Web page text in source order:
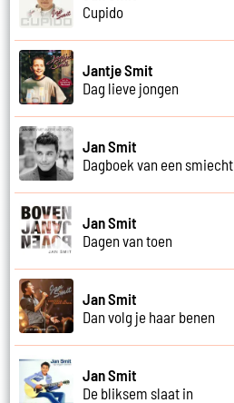
Cupido
Jantje Smit
Dag lieve jongen
Jan Smit
Dagboek van een smiecht
Jan Smit
Dagen van toen
Jan Smit
Dan volg je haar benen
Jan Smit
De bliksem slaat in